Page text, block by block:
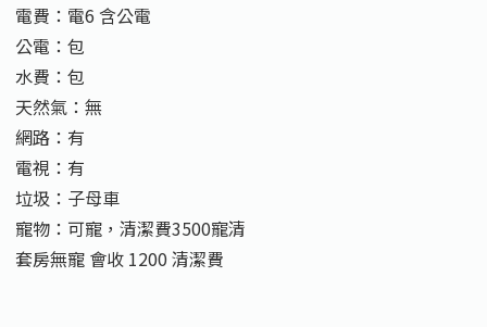
電費：電6 含公電
公電：包
水費：包
天然氣：無
網路：有
電視：有
垃圾：子母車
寵物：可寵，清潔費3500寵清
套房無寵 會收 1200 清潔費